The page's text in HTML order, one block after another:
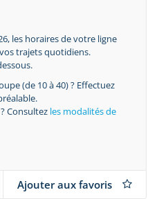
les horaires de votre ligne
trajets quotidiens.
(de 10 à 40) ? Effectuez
Consultez les modalités de
Ajouter aux favoris